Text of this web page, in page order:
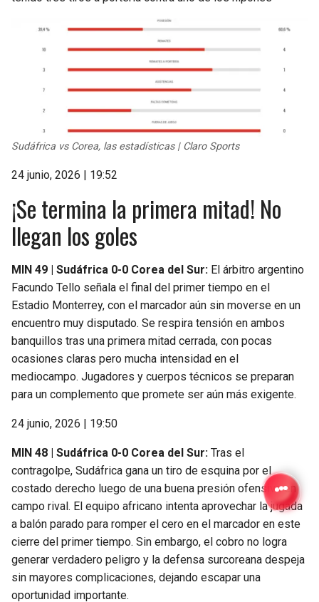
Sudáfrica vs Corea, las estadísticas | Claro Sports
24 junio, 2026 | 19:52
¡Se termina la primera mitad! No
llegan los goles
MIN 49 | Sudáfrica 0-0 Corea del Sur: El árbitro argentino
Facundo Tello señala el final del primer tiempo en el
Estadio Monterrey, con el marcador aún sin moverse en un
encuentro muy disputado. Se respira tensión en ambos
banquillos tras una primera mitad cerrada, con pocas
ocasiones claras pero mucha intensidad en el
mediocampo. Jugadores y cuerpos técnicos se preparan
para un complemento que promete ser aún más exigente.
24 junio, 2026 | 19:50
MIN 48 | Sudáfrica 0-0 Corea del Sur: Tras el
contragolpe, Sudáfrica gana un tiro de esquina por el
costado derecho luego de una buena presión ofensiva en
campo rival. El equipo africano intenta aprovechar la jugada
a balón parado para romper el cero en el marcador en este
cierre del primer tiempo. Sin embargo, el cobro no logra
generar verdadero peligro y la defensa surcoreana despeja
sin mayores complicaciones, dejando escapar una
oportunidad importante.